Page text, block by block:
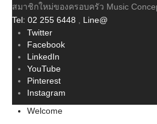
สมาชิกใหม่ของครอบครัว Music
Tel: 02 255 6448
Line@
Twitter
Facebook
LinkedIn
YouTube
Pinterest
Instagram
Welcome